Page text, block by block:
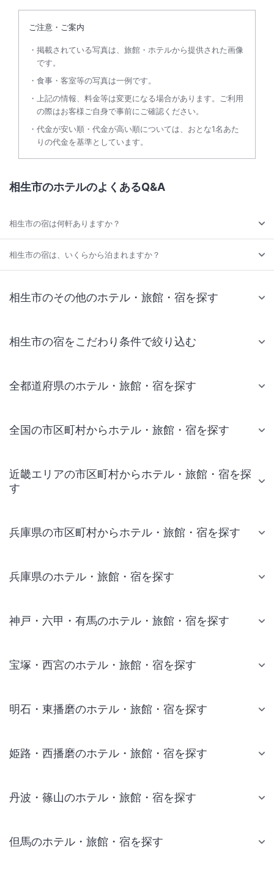
ご注意・ご案内
掲載されている写真は、旅館・ホテルから提供された画像
です。
食事・客室等の写真は一例です。
上記の情報、料金等は変更になる場合があります。ご利用
の際はお客様ご自身で事前にご確認ください。
代金が安い順・代金が高い順については、おとな1名あた
りの代金を基準としています。
相生市のホテルのよくあるQ&A
相生市の宿は何軒ありますか？
相生市の宿は、いくらから泊まれますか？
相生市のその他のホテル・旅館・宿を探す
相生市の宿をこだわり条件で絞り込む
全都道府県のホテル・旅館・宿を探す
全国の市区町村からホテル・旅館・宿を探す
近畿エリアの市区町村からホテル・旅館・宿を探
す
兵庫県の市区町村からホテル・旅館・宿を探す
兵庫県のホテル・旅館・宿を探す
神戸・六甲・有馬のホテル・旅館・宿を探す
宝塚・西宮のホテル・旅館・宿を探す
明石・東播磨のホテル・旅館・宿を探す
姫路・西播磨のホテル・旅館・宿を探す
丹波・篠山のホテル・旅館・宿を探す
但馬のホテル・旅館・宿を探す